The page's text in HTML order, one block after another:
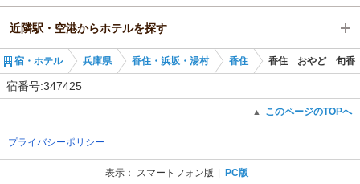
兵庫県
香住・浜坂・湯村
近隣駅・空港からホテルを探す
香住駅
宿・ホテル 兵庫県 香住・浜坂・湯村 香住 香住 おやど 旬香
宿番号:347425
▲ このページのTOPへ
プライバシーポリシー
表示： スマートフォン版 PC版